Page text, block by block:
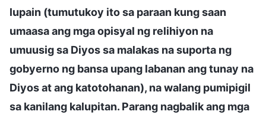
lupain (tumutukoy ito sa paraan kung saan
umaasa ang mga opisyal ng relihiyon na
umuusig sa Diyos sa malakas na suporta ng
gobyerno ng bansa upang labanan ang tunay na
Diyos at ang katotohanan), na walang pumipigil
sa kanilang kalupitan. Parang nagbalik ang mga